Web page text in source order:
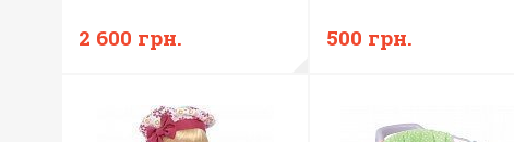
2 600 грн. 500 грн.